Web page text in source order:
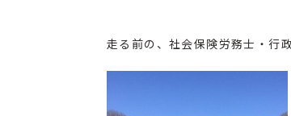
走る前の、社会保険労務士・行